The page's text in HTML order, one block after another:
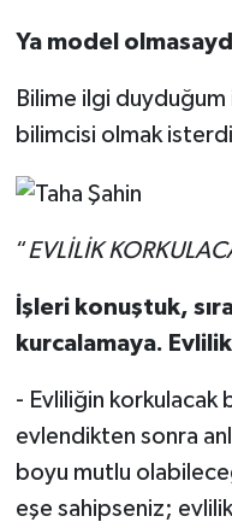
Ya model
Bilime ilgi
bilimcisi olmak
“EVLİLİK
İşleri konuştuk,
kurcalamaya.
- Evliliğin korkulacak
evlendikten sonra
boyu mutlu
eşe sahipseniz;